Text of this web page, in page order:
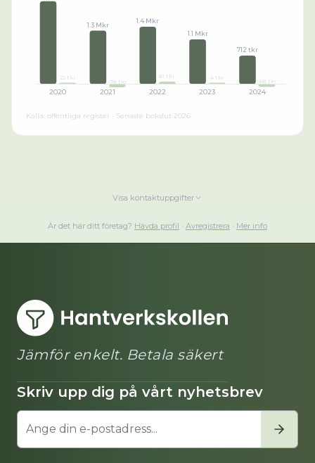
22 tkr
2020
1.3 Mkr
-78 tkr
2021
1.4 Mkr
61 tkr
2022
1.1 Mkr
4 tkr
2023
712 tkr
-68 tkr
2024
Källa: offentliga register · Senaste bokslut 2026
Visa kontaktuppgifter
Är det här ditt företag? Hävda profil · Avregistrera · Mer info
Jämför enkelt. Betala säkert
Skriv upp dig på vårt nyhetsbrev